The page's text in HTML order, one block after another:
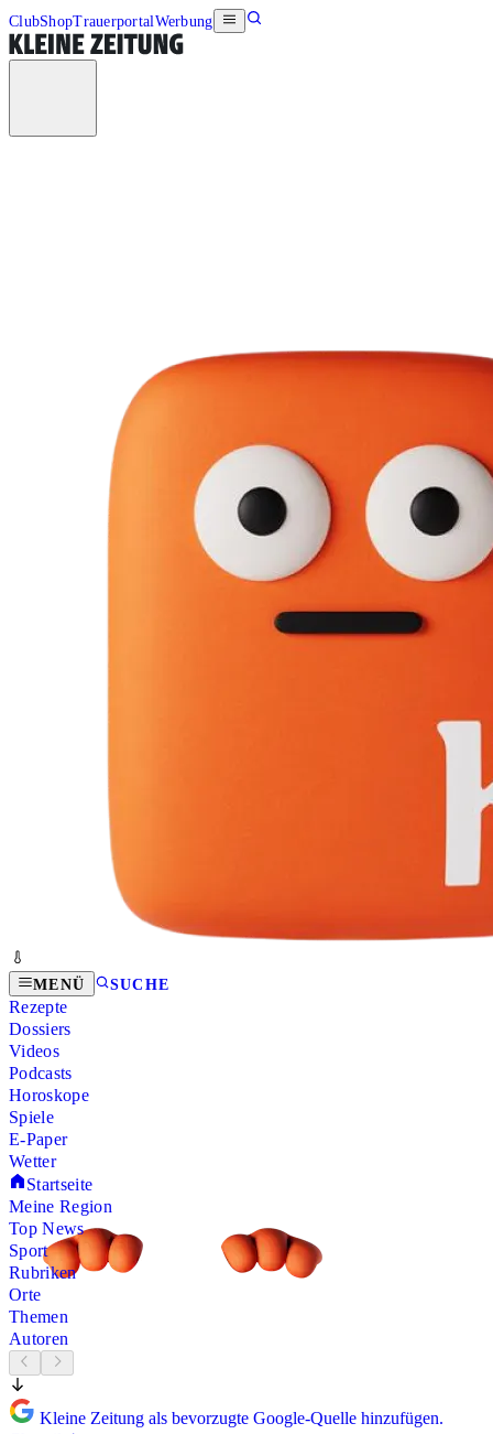
ClubShopTrauerportalWerbung
MENÜ SUCHE
Rezepte
Dossiers
Videos
Podcasts
Horoskope
Spiele
E-Paper
Wetter
Startseite
Meine Region
Top News
Sport
Rubriken
Orte
Themen
Autoren
Kleine Zeitung als bevorzugte Google-Quelle hinzufügen.